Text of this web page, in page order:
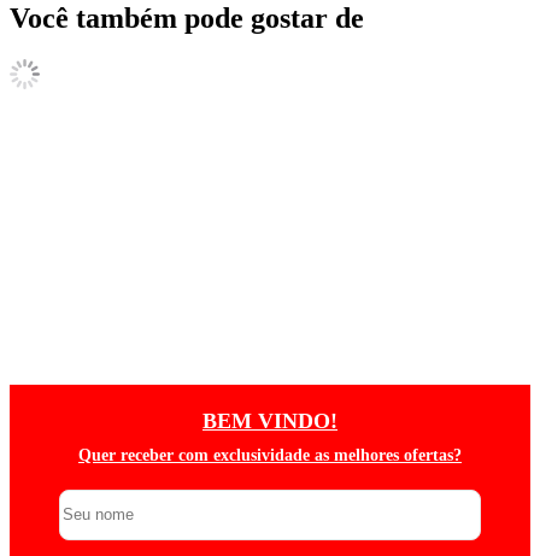
Você também pode gostar de
BEM VINDO!
Quer receber com exclusividade as melhores ofertas?